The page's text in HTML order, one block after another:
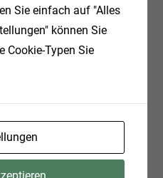
Sie einfach auf "Alles
können Sie
Cookie-Typen Sie